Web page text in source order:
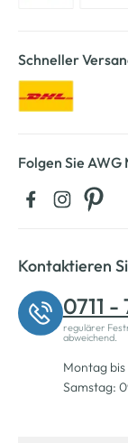
Schneller
Folgen Sie AWG
Kontaktieren
0711 -
regulärer
abweichend.
Montag
Samstag: